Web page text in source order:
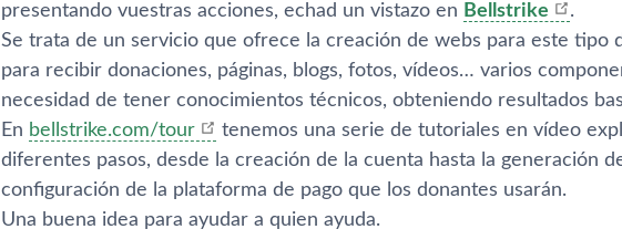
presentando vuestras acciones, echad un vistazo en Bellstrike
.
Se trata de un servicio que ofrece la creación de webs para este tipo
para recibir donaciones, páginas, blogs, fotos, ví­deos… varios
necesidad de tener conocimientos técnicos, obteniendo resultados
En bellstrike.com/tour
tenemos una serie de tutoriales en ví­deo
diferentes pasos, desde la creación de la cuenta hasta la generación
configuración de la plataforma de pago que los donantes usarán.
Una buena idea para ayudar a quien ayuda.